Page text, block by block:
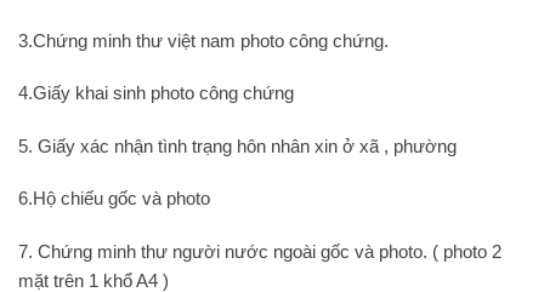
3.Chứng minh thư việt nam photo công chứng.
4.Giấy khai sinh photo công chứng
5. Giấy xác nhận tình trạng hôn nhân xin ở xã , phường
6.Hộ chiếu gốc và photo
7. Chứng minh thư người nước ngoài gốc và photo. ( photo 2
mặt trên 1 khổ A4 )